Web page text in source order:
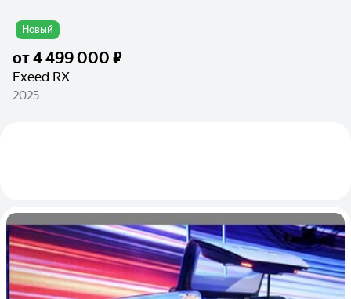
Новый
от4 499 000 ₽
Exeed RX
2025